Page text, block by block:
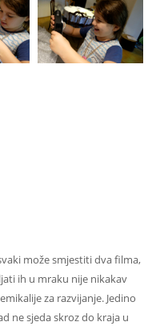
može smjestiti dva filma,
ih u mraku nije nikakav
za razvijanje. Jedino
ne sjeda skroz do kraja u